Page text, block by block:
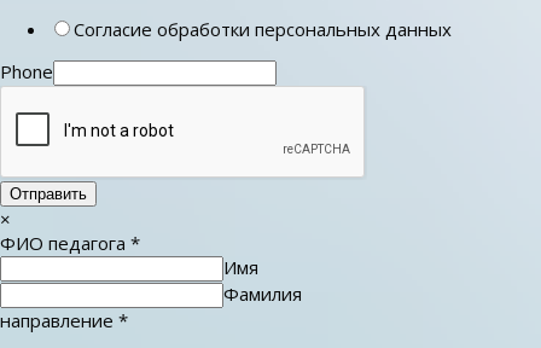
Согласие обработки персональных данных
Phone
Отправить
×
ФИО педагога *
Имя
Фамилия
направление *